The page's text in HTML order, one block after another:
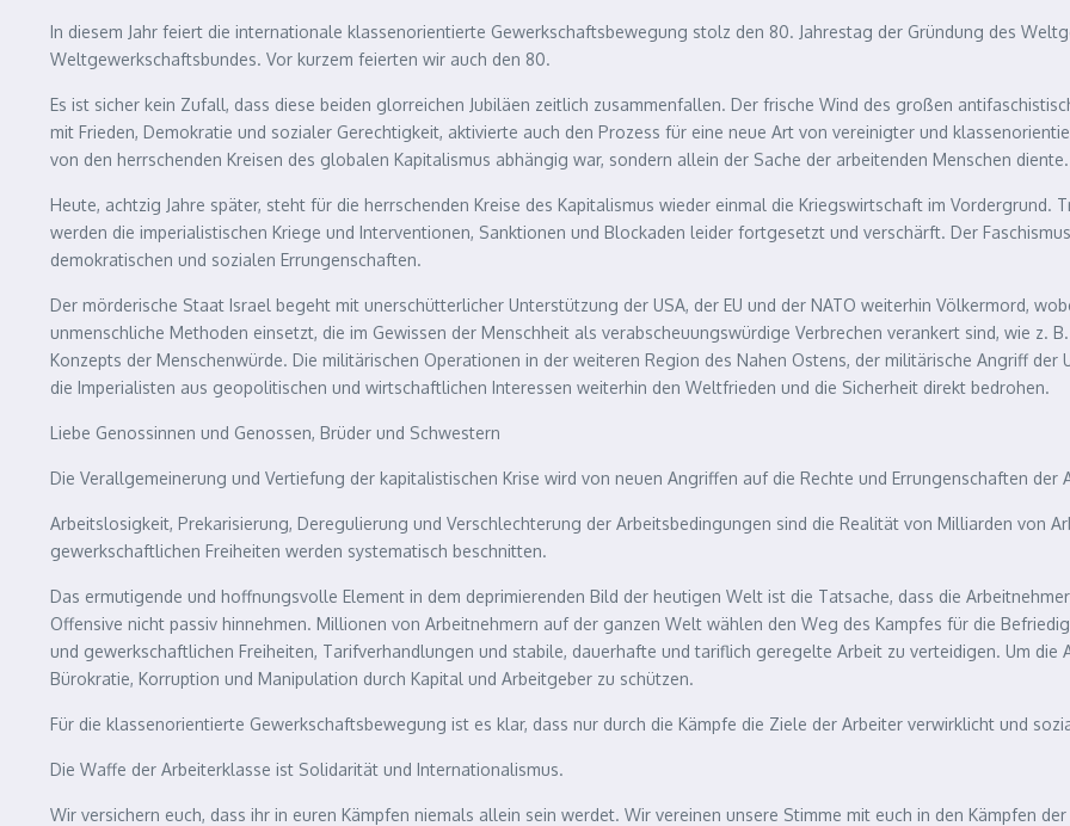
In diesem Jahr feiert die internationale klassenorientierte Gewerkschaftsbewegung stolz den 80. Jahrestag der Gründung des
Weltgewerkschaftsbundes. Vor kurzem feierten wir auch den 80.
Es ist sicher kein Zufall, dass diese beiden glorreichen Jubiläen zeitlich zusammenfallen. Der frische Wind des großen
mit Frieden, Demokratie und sozialer Gerechtigkeit, aktivierte auch den Prozess für eine neue Art von vereinigter und
von den herrschenden Kreisen des globalen Kapitalismus abhängig war, sondern allein der Sache der arbeitenden Menschen diente.
Heute, achtzig Jahre später, steht für die herrschenden Kreise des Kapitalismus wieder einmal die Kriegswirtschaft im Vordergrund.
werden die imperialistischen Kriege und Interventionen, Sanktionen und Blockaden leider fortgesetzt und verschärft. Der
demokratischen und sozialen Errungenschaften.
Der mörderische Staat Israel begeht mit unerschütterlicher Unterstützung der USA, der EU und der NATO weiterhin Völkermord,
unmenschliche Methoden einsetzt, die im Gewissen der Menschheit als verabscheuungswürdige Verbrechen verankert sind, wie z.
Konzepts der Menschenwürde. Die militärischen Operationen in der weiteren Region des Nahen Ostens, der militärische Angriff
die Imperialisten aus geopolitischen und wirtschaftlichen Interessen weiterhin den Weltfrieden und die Sicherheit direkt bedrohen.
Liebe Genossinnen und Genossen, Brüder und Schwestern
Die Verallgemeinerung und Vertiefung der kapitalistischen Krise wird von neuen Angriffen auf die Rechte und Errungenschaften der
Arbeitslosigkeit, Prekarisierung, Deregulierung und Verschlechterung der Arbeitsbedingungen sind die Realität von Milliarden von
gewerkschaftlichen Freiheiten werden systematisch beschnitten.
Das ermutigende und hoffnungsvolle Element in dem deprimierenden Bild der heutigen Welt ist die Tatsache, dass die
Offensive nicht passiv hinnehmen. Millionen von Arbeitnehmern auf der ganzen Welt wählen den Weg des Kampfes für die
und gewerkschaftlichen Freiheiten, Tarifverhandlungen und stabile, dauerhafte und tariflich geregelte Arbeit zu verteidigen. Um
Bürokratie, Korruption und Manipulation durch Kapital und Arbeitgeber zu schützen.
Für die klassenorientierte Gewerkschaftsbewegung ist es klar, dass nur durch die Kämpfe die Ziele der Arbeiter verwirklicht und
Die Waffe der Arbeiterklasse ist Solidarität und Internationalismus.
Wir versichern euch, dass ihr in euren Kämpfen niemals allein sein werdet. Wir vereinen unsere Stimme mit euch in den Kämpfen